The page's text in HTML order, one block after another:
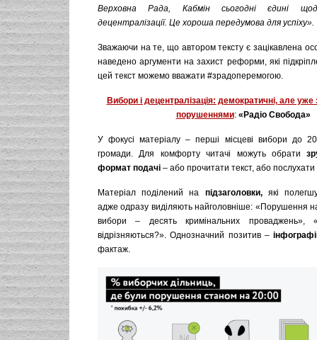
Верховна Рада, Кабмін сьогодні єдині
децентралізації. Це хороша передумова для успіху».
Зважаючи на те, що автором тексту є зацікавлена
наведено аргументи на захист реформи, які
цей текст можемо вважати #зрадоперемогою.
Вибори і децентралізація: демократичні, але уже
порушеннями: «Радіо Свобода»
У фокусі матеріалу – перші місцеві вибори до
громади. Для комфорту читачі можуть обрати
формат подачі – або прочитати текст, або послухати
Матеріал поділений на підзаголовки,які
адже одразу виділяють найголовніше: «Порушення
вибори – десять кримінальних проваджень»,
відрізняються?». Однозначний позитив –
фактаж.